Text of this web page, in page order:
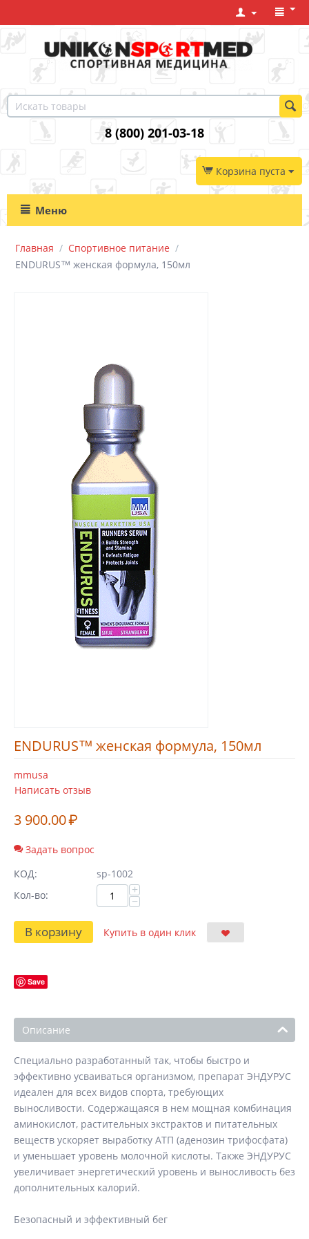
8 (800) 201-03-18
Корзина пуста
Меню
Главная / Спортивное питание /
ENDURUS™ женская формула, 150мл
ENDURUS™ женская формула, 150мл
mmusa
Написать отзыв
3 900.00₽
Задать вопрос
КОД:
sp-1002
Кол-во:
+
−
В корзину Купить в один клик
Описание
Специально разработанный так, чтобы быстро и
эффективно усваиваться организмом, препарат ЭНДУРУС
идеален для всех видов спорта, требующих
выносливости. Содержащаяся в нем мощная комбинация
аминокислот, растительных экстрактов и питательных
веществ ускоряет выработку ATП (аденозин трифосфата)
и уменьшает уровень молочной кислоты. Также ЭНДУРУС
увеличивает энергетический уровень и выносливость без